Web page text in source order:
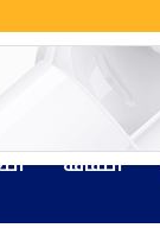
الثقافة